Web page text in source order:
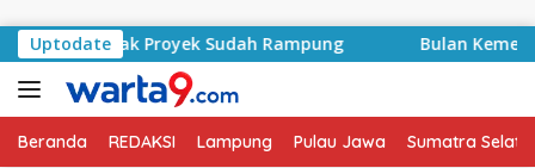
Uptodate
Proyek Sudah Rampung Bulan Kemerdekaan,
Beranda REDAKSI Lampung Pulau Jawa Sumatra